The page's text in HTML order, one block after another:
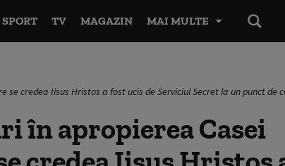
SPORT TV MAGAZIN MAI MULTE
credea Iisus Hristos a fost ucis de Serviciul Secret la un punct de
în apropierea Casei